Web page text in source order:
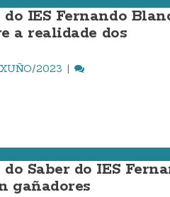
IES Fernando
a realidade dos
2023
Saber do IES
gañadores